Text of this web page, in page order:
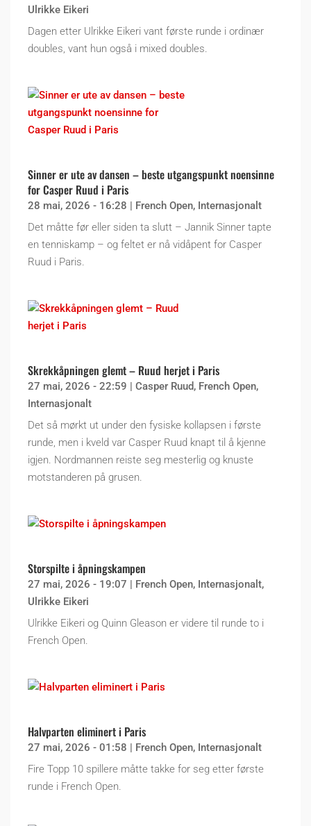
Ulrikke Eikeri
Dagen etter Ulrikke Eikeri vant første runde i ordinær
doubles, vant hun også i mixed doubles.
Sinner er ute av dansen – beste utgangspunkt noensinne
for Casper Ruud i Paris
28 mai, 2026 - 16:28 | French Open, Internasjonalt
Det måtte før eller siden ta slutt – Jannik Sinner tapte
en tenniskamp – og feltet er nå vidåpent for Casper
Ruud i Paris.
Skrekkåpningen glemt – Ruud herjet i Paris
27 mai, 2026 - 22:59 | Casper Ruud, French Open,
Internasjonalt
Det så mørkt ut under den fysiske kollapsen i første
runde, men i kveld var Casper Ruud knapt til å kjenne
igjen. Nordmannen reiste seg mesterlig og knuste
motstanderen på grusen.
Storspilte i åpningskampen
27 mai, 2026 - 19:07 | French Open, Internasjonalt,
Ulrikke Eikeri
Ulrikke Eikeri og Quinn Gleason er videre til runde to i
French Open.
Halvparten eliminert i Paris
27 mai, 2026 - 01:58 | French Open, Internasjonalt
Fire Topp 10 spillere måtte takke for seg etter første
runde i French Open.